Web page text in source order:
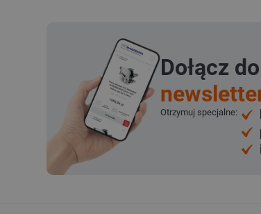
Dołącz
Otrzymuj specjalne: